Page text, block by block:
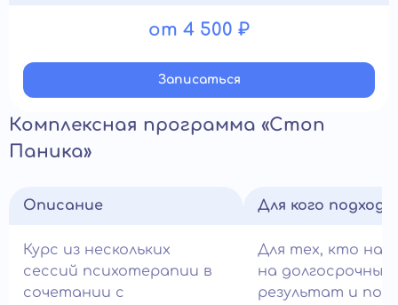
от 4 500 ₽
Записатьcя
Комплексная программа «Стоп
Паника»
Описание
Курс из нескольких
сессий психотерапии в
сочетании с
Для кого
Для тех, кто
на долгосрочный
результат и